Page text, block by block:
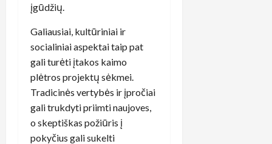
įgūdžių.
Galiausiai, kultūriniai ir
socialiniai aspektai taip pat
gali turėti įtakos kaimo
plėtros projektų sėkmei.
Tradicinės vertybės ir įpročiai
gali trukdyti priimti naujoves,
o skeptiškas požiūris į
pokyčius gali sukelti